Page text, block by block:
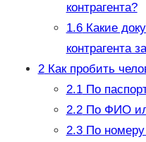
контрагента?
1.6Какие
контрагента
2Как пробить
2.1По
2.2По ФИО
2.3По номеру